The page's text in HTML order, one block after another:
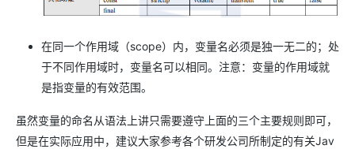
在同一个作用域（scope）内，变量名必须是独一无二的；处
于不同作用域时，变量名可以相同。注意：变量的作用域就
是指变量的有效范围。
虽然变量的命名从语法上讲只需要遵守上面的三个主要规则即可，
但是在实际应用中，建议大家参考各个研发公司所制定的有关Jav